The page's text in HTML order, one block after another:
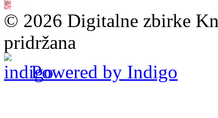
© 2026 Digitalne zbirke
pridržana
Powered by Indigo